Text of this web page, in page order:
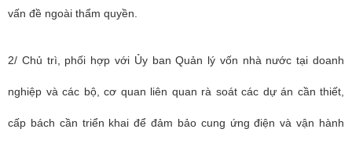
vấn đề ngoài thẩm quyền.
2/ Chủ trì, phối hợp với Ủy ban Quản lý vốn nhà nước tại doanh
nghiệp và các bộ, cơ quan liên quan rà soát các dự án cần thiết,
cấp bách cần triển khai để đảm bảo cung ứng điện và vận hành